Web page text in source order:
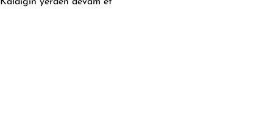
Kaldığın yerden devam et